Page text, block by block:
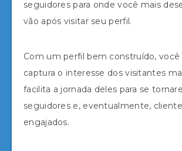
seguidores para onde você mais
vão após visitar seu perfil.
Com um perfil bem construído, você
captura o interesse dos visitantes
facilita a jornada deles para se
seguidores e, eventualmente,
engajados.